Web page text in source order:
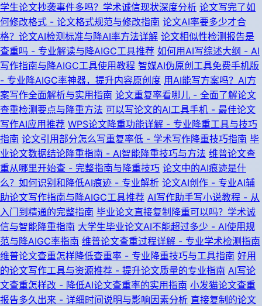
学生论文抄袭事件多吗？学术诚信现状深度分析 论文写完了如
何修改格式 - 论文格式规范与修改指南 论文AI率要多少才合
格？论文AI检测标准与降AI率方法详解 论文相似性检测报告是
查重吗 - 专业解读与降AIGC工具推荐 如何用AI写综述大纲 - AI
写作指南与降AIGC工具使用教程 智媒AI伪原创工具免费手机版
- 专业降AIGC率神器，提升内容原创度 用AI能写方案吗？AI方
案写作全面解析与实用指南 论文重复率看哪儿 - 全面了解论文
查重检测要点与降重方法 可以写论文的AI工具手机 - 最佳论文
写作AI应用推荐 WPS论文降重功能详解 - 专业降重工具与技巧
指南 论文引用部分怎么写重复率低 - 学术写作降重技巧指南 毕
业论文数据结论降重指南 - AI智能降重技巧与方法 维普论文查
重从哪里开始查 - 完整指南与降重技巧 论文中的AI痕迹是什
么？如何识别和降低AI痕迹 - 专业解析 论文AI创作 - 专业AI辅
助论文写作指南与降AIGC工具推荐 AI写作助手写小说教程 - 从
入门到精通的完整指南 毕业论文直接复制降重可以吗？学术诚
信与智能降重指南 大学生毕业论文AI不能超过多少 - AI使用规
范与降AIGC率指南 维普论文查重过程详解 - 专业学术检测指南
维普论文查重怎样降低查重率 - 专业降重技巧与工具指南 好用
的论文写作工具与资源推荐 - 提升论文质量的专业指南 AI写论
文查重怎样改 - 降低AI论文查重率的实用指南 小发猫论文查重
报告多久出来 - 详细时间说明与影响因素分析 直接复制的论文